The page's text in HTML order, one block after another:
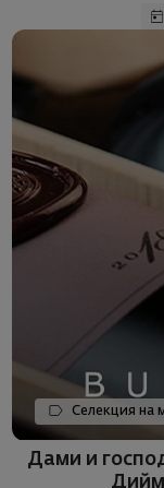
Селекция на
Дами и